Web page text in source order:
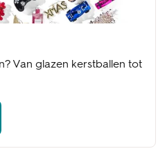
Van glazen kerstballen tot